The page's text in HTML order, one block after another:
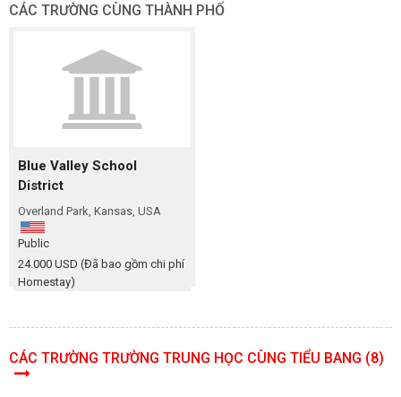
CÁC TRƯỜNG CÙNG THÀNH PHỐ
Blue Valley School
District
Overland Park, Kansas, USA
Public
24.000 USD (Đã bao gồm chi phí
Homestay)
CÁC TRƯỜNG TRƯỜNG TRUNG HỌC CÙNG TIỂU BANG (8)